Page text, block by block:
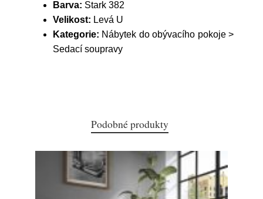
Barva: Stark 382
Velikost: Levá U
Kategorie: Nábytek do obývacího pokoje >
Sedací soupravy
Podobné produkty